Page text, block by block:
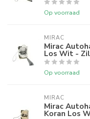
Op voorraad
MIRAC
Mirac
Los Wit -
Op voorraad
MIRAC
Mirac
Koran Los